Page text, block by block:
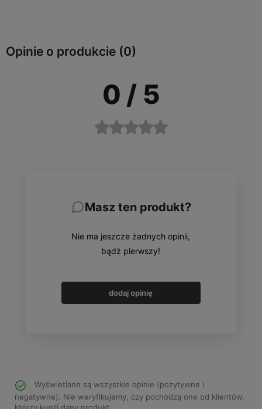
Opinie o produkcie (0)
0 / 5
Masz ten produkt?
Nie ma jeszcze żadnych opinii,
bądź pierwszy!
dodaj opinię
Wyświetlane są wszystkie opinie (pozytywne i
negatywne). Nie weryfikujemy, czy pochodzą one od klientów,
którzy kupili dany produkt.